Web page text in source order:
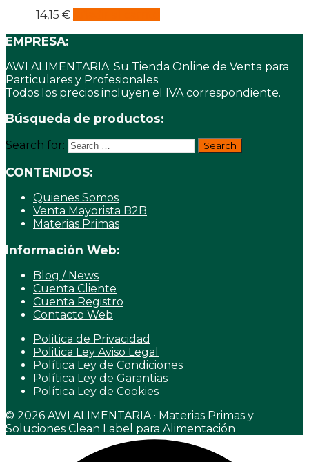
14,15 €
EMPRESA:
AWI ALIMENTARIA: Su Tienda Online de Venta para
Particulares y Profesionales.
Todos los precios incluyen el IVA correspondiente.
Búsqueda de productos:
Search for:
CONTENIDOS:
Quienes Somos
Venta Mayorista B2B
Materias Primas
Información Web:
Blog / News
Cuenta Cliente
Cuenta Registro
Contacto Web
Politica de Privacidad
Politica Ley Aviso Legal
Política Ley de Condiciones
Política Ley de Garantias
Política Ley de Cookies
© 2026 AWI ALIMENTARIA · Materias Primas y
Soluciones Clean Label para Alimentación